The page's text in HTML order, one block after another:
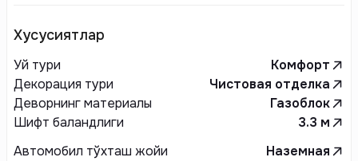
Хусусиятлар
Уй тури
Комфорт
Декорация тури
Чистовая отделка
Деворнинг материалы
Газоблок
Шифт баландлиги
3.3 м
Автомобил тўхташ жойи
Наземная